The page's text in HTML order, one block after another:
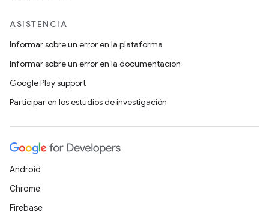
ASISTENCIA
Informar sobre un error en la plataforma
Informar sobre un error en la documentación
Google Play support
Participar en los estudios de investigación
Android
Chrome
Firebase